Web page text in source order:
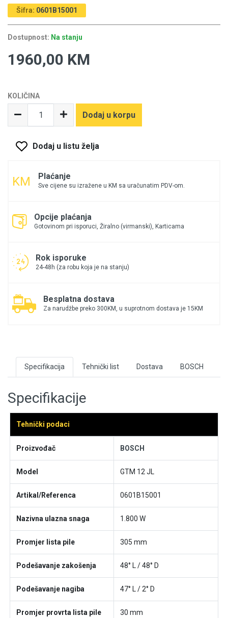
Šifra: 0601B15001
Dostupnost: Na stanju
1960,00 KM
KOLIČINA
Dodaj u korpu
Dodaj u listu želja
Plaćanje
Sve cijene su izražene u KM sa uračunatim PDV-om.
Opcije plaćanja
Gotovinom pri isporuci, Žiralno (virmanski), Karticama
Rok isporuke
24-48h (za robu koja je na stanju)
Besplatna dostava
Za narudžbe preko 300KM, u suprotnom dostava je 15KM
Specifikacija Tehnički list Dostava BOSCH
Specifikacije
Tehnički podaci
Proizvođač BOSCH
Model GTM 12 JL
Artikal/Referenca 0601B15001
Nazivna ulazna snaga 1.800 W
Promjer lista pile 305 mm
Podešavanje zakošenja 48° L / 48° D
Podešavanje nagiba 47° L / 2° D
Promjer provrta lista pile 30 mm